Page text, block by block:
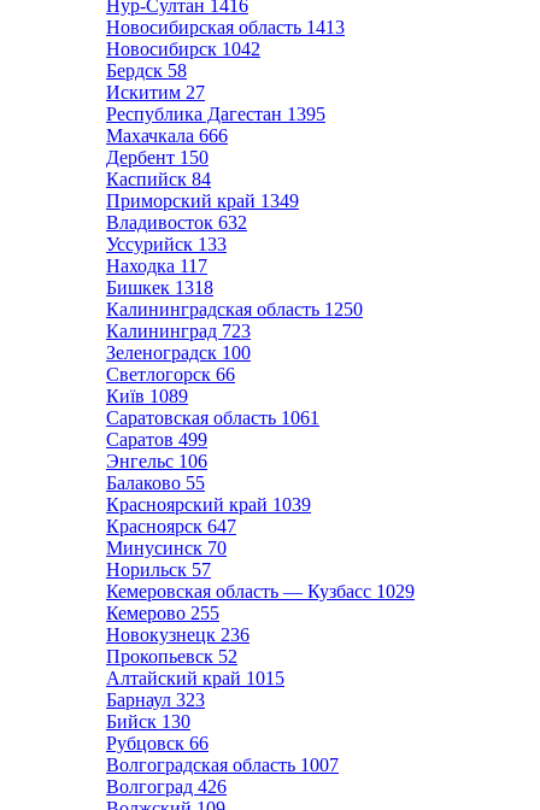
Нур-Султан 1416
Новосибирская область 1413
Новосибирск 1042
Бердск 58
Искитим 27
Республика Дагестан 1395
Махачкала 666
Дербент 150
Каспийск 84
Приморский край 1349
Владивосток 632
Уссурийск 133
Находка 117
Бишкек 1318
Калининградская область 1250
Калининград 723
Зеленоградск 100
Светлогорск 66
Київ 1089
Саратовская область 1061
Саратов 499
Энгельс 106
Балаково 55
Красноярский край 1039
Красноярск 647
Минусинск 70
Норильск 57
Кемеровская область — Кузбасс 1029
Кемерово 255
Новокузнецк 236
Прокопьевск 52
Алтайский край 1015
Барнаул 323
Бийск 130
Рубцовск 66
Волгоградская область 1007
Волгоград 426